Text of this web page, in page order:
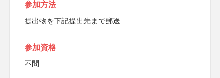
参加方法
提出物を下記提出先まで郵送
参加資格
不問